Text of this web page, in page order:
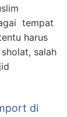
tempat
harus
salah
di